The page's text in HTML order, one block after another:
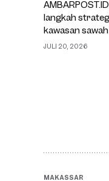
langkah
kawasan
cuaca.Salah
JULI 20, 2026
MAKASSAR